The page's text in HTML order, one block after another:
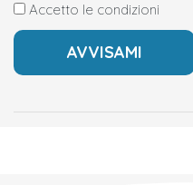
Accetto le condizioni